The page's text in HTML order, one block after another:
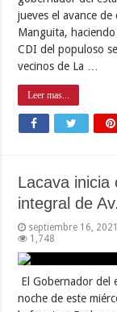
jueves el avance
Manguita,
CDI del populoso
vecinos de La …
Leer mas...
Lacava inicia
integral de
septiembre 16, 2021
1,748
El Gobernador del
noche de este